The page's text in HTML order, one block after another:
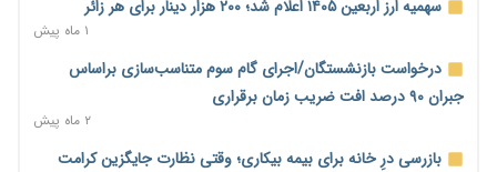
کاهش تقاضا حباب سکه را به زیر ۳ میلیون تومان رساند؛ هشدار
۵ ساعت پیش
۷ میلیارد دلار از تسهیلات نفتی صندوق توسعه ملی معوق شد؛
۵ ساعت پیش
سهمیه ارز اربعین ۱۴۰۵ اعلام شد؛ ۲۰۰ هزار دینار برای هر زائر
۱ ماه پیش
درخواست بازنشستگان/اجرای گام سوم متناسب‌سازی براساس
جبران ۹۰ درصد افت ضریب زمان برقراری
۲ ماه پیش
بازرسی درِ خانه برای بیمه بیکاری؛ وقتی نظارت جایگزین کرامت